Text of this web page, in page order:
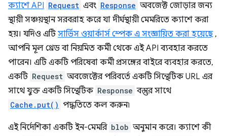
ক্যাশে API Request এবং Response অবজেক্ট জোড়ার জন্য
স্থায়ী সঞ্চয়স্থান সরবরাহ করে যা দীর্ঘস্থায়ী মেমরিতে ক্যাশে করা
হয়। যদিও এটিসার্ভিস ওয়ার্কার্স স্পেক এ সংজ্ঞায়িত করা হয়েছে,
আপনি মূল থ্রেড বা নিয়মিত কর্মী থেকে এই API ব্যবহার করতে
পারেন। এটি একটি পরিষেবা কর্মী প্রসঙ্গের বাইরে ব্যবহার করতে,
একটি Request অবজেক্টের পরিবর্তে একটি সিন্থেটিক URL এর
সাথে যুক্ত একটি সিন্থেটিক Response বস্তুর সাথে
Cache.put() পদ্ধতিতে কল করুন৷
এই নির্দেশিকা একটি ইন-মেমরি blob অনুমান করে। ক্যাশে কী